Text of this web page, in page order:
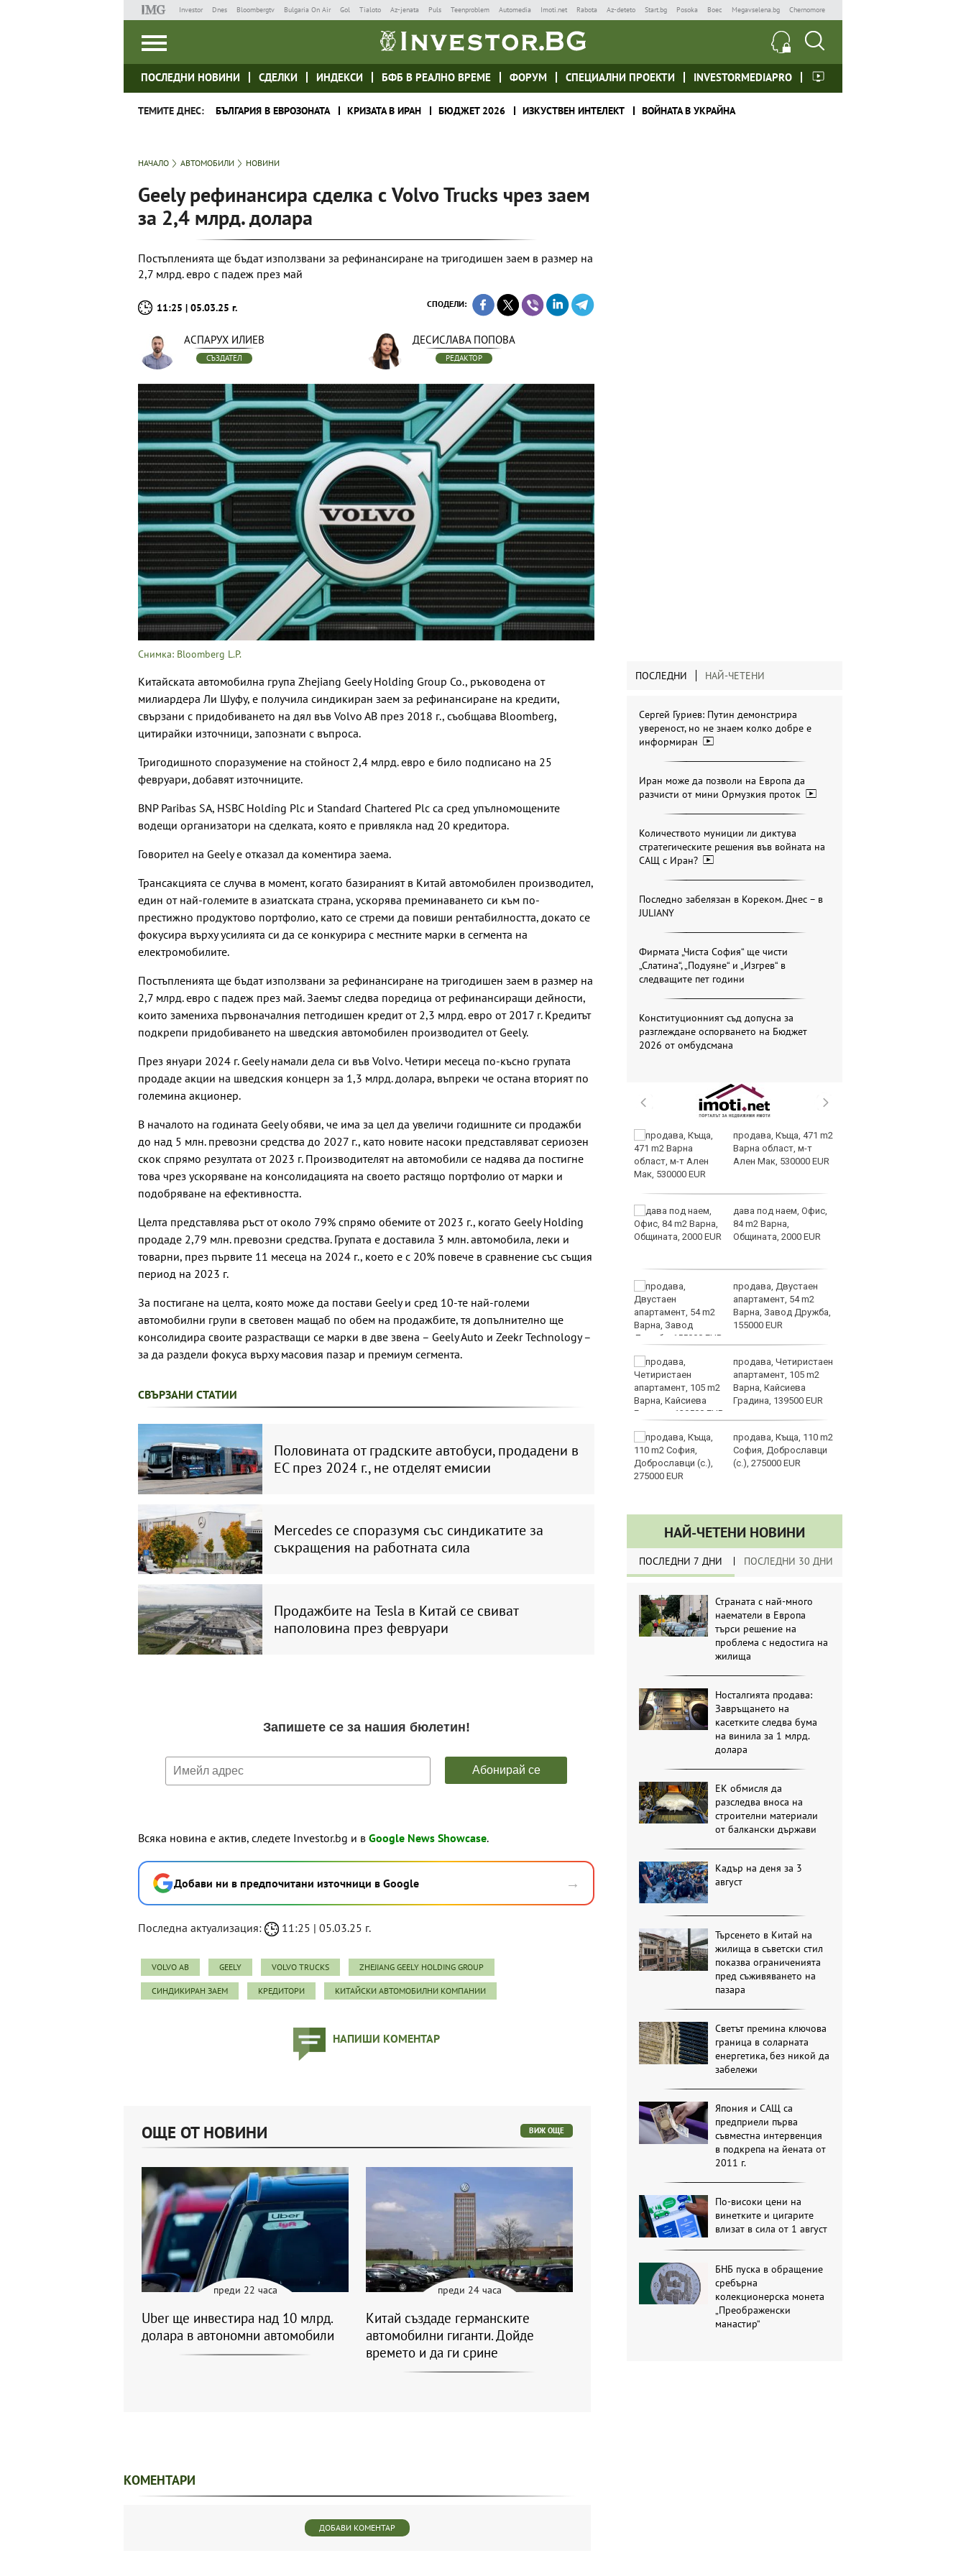
Investor Dnes Bloombergtv Bulgaria On Air Gol Tialoto Az-jenata Puls Teenproblem Automedia Imoti.net Rabota Az-deteto Start.bg Posoka Boec Megavselena.bg Chernomore
ПОСЛЕДНИ НОВИНИ СДЕЛКИ ИНДЕКСИ БФБ В РЕАЛНО ВРЕМЕ ФОРУМ СПЕЦИАЛНИ ПРОЕКТИ INVESTORMEDIAPRO
ТЕМИТЕ ДНЕС: БЪЛГАРИЯ В ЕВРОЗОНАТА КРИЗАТА В ИРАН БЮДЖЕТ 2026 ИЗКУСТВЕН ИНТЕЛЕКТ ВОЙНАТА В УКРАЙНА
НАЧАЛО АВТОМОБИЛИ НОВИНИ
Geely рефинансира сделка с Volvo Trucks чрез заем
за 2,4 млрд. долара
Постъпленията ще бъдат използвани за рефинансиране на тригодишен заем в размер на
2,7 млрд. евро с падеж през май
11:25 | 05.03.25 г. СПОДЕЛИ:
АСПАРУХ ИЛИЕВ
СЪЗДАТЕЛ
ДЕСИСЛАВА ПОПОВА
РЕДАКТОР
Снимка: Bloomberg L.P.
Китайската автомобилна група Zhejiang Geely Holding Group Co., ръководена от
милиардера Ли Шуфу, е получила синдикиран заем за рефинансиране на кредити,
свързани с придобиването на дял във Volvo AB през 2018 г., съобщава Bloomberg,
цитирайки източници, запознати с въпроса.
Тригодишното споразумение на стойност 2,4 млрд. евро е било подписано на 25
февруари, добавят източниците.
BNP Paribas SA, HSBC Holding Plc и Standard Chartered Plc са сред упълномощените
водещи организатори на сделката, която е привлякла над 20 кредитора.
Говорител на Geely е отказал да коментира заема.
Трансакцията се случва в момент, когато базираният в Китай автомобилен производител,
един от най-големите в азиатската страна, ускорява преминаването си към по-
престижно продуктово портфолио, като се стреми да повиши рентабилността, докато се
фокусира върху усилията си да се конкурира с местните марки в сегмента на
електромобилите.
Постъпленията ще бъдат използвани за рефинансиране на тригодишен заем в размер на
2,7 млрд. евро с падеж през май. Заемът следва поредица от рефинансиращи дейности,
които замениха първоначалния петгодишен кредит от 2,3 млрд. евро от 2017 г. Кредитът
подкрепи придобиването на шведския автомобилен производител от Geely.
През януари 2024 г. Geely намали дела си във Volvo. Четири месеца по-късно групата
продаде акции на шведския концерн за 1,3 млрд. долара, въпреки че остана вторият по
големина акционер.
В началото на годината Geely обяви, че има за цел да увеличи годишните си продажби
до над 5 млн. превозни средства до 2027 г., като новите насоки представляват сериозен
скок спрямо резултата от 2023 г. Производителят на автомобили се надява да постигне
това чрез ускоряване на консолидацията на своето растящо портфолио от марки и
подобряване на ефективността.
Целта представлява ръст от около 79% спрямо обемите от 2023 г., когато Geely Holding
продаде 2,79 млн. превозни средства. Групата е доставила 3 млн. автомобила, леки и
товарни, през първите 11 месеца на 2024 г., което е с 20% повече в сравнение със същия
период на 2023 г.
За постигане на целта, която може да постави Geely и сред 10-те най-големи
автомобилни групи в световен мащаб по обем на продажбите, тя допълнително ще
консолидира своите разрастващи се марки в две звена – Geely Auto и Zeekr Technology –
за да раздели фокуса върху масовия пазар и премиум сегмента.
СВЪРЗАНИ СТАТИИ
Половината от градските автобуси, продадени в
ЕС през 2024 г., не отделят емисии
Mercedes се споразумя със синдикатите за
съкращения на работната сила
Продажбите на Tesla в Китай се свиват
наполовина през февруари
Всяка новина е актив, следете Investor.bg и в Google News Showcase.
Добави ни в предпочитани източници в Google →
Последна актуализация: 11:25 | 05.03.25 г.
VOLVO AB GEELY VOLVO TRUCKS ZHEJIANG GEELY HOLDING GROUP
СИНДИКИРАН ЗАЕМ КРЕДИТОРИ КИТАЙСКИ АВТОМОБИЛНИ КОМПАНИИ
НАПИШИ КОМЕНТАР
ПОСЛЕДНИ НАЙ-ЧЕТЕНИ
Сергей Гуриев: Путин демонстрира
увереност, но не знаем колко добре е
информиран
Иран може да позволи на Европа да
разчисти от мини Ормузкия проток
Количеството муниции ли диктува
стратегическите решения във войната на
САЩ с Иран?
Последно забелязан в Кореком. Днес – в
JULIANY
Фирмата „Чиста София“ ще чисти
„Слатина“, „Подуяне“ и „Изгрев“ в
следващите пет години
Конституционният съд допусна за
разглеждане оспорването на Бюджет
2026 от омбудсмана
на "Един грам живот"
на Международния
ден на младежта във
затъмнение, което ще
се види и в България
задържане под
младежи след
жестокия побой и убийство в Пловдив
Уганда загина след
продава, Къща, 471 m2
Варна област, м-т
Ален Мак, 530000 EUR
дава под наем, Офис,
84 m2 Варна,
Общината, 2000 EUR
продава, Двустаен
апартамент, 54 m2
Варна, Завод Дружба,
155000 EUR
продава, Четиристаен
апартамент, 105 m2
Варна, Кайсиева
Градина, 139500 EUR
продава, Къща, 110 m2
София, Доброславци
(с.), 275000 EUR
НАЙ-ЧЕТЕНИ НОВИНИ
ПОСЛЕДНИ 7 ДНИ ПОСЛЕДНИ 30 ДНИ
Страната с най-много
наематели в Европа
търси решение на
проблема с недостига на
жилища
Носталгията продава:
Завръщането на
касетките следва бума
на винила за 1 млрд.
долара
ЕК обмисля да
разследва вноса на
строителни материали
от балкански държави
Кадър на деня за 3
август
Търсенето в Китай на
жилища в съветски стил
показва ограниченията
пред съживяването на
пазара
Светът премина ключова
граница в соларната
енергетика, без никой да
забележи
Япония и САЩ са
предприели първа
съвместна интервенция
в подкрепа на йената от
2011 г.
По-високи цени на
винетките и цигарите
влизат в сила от 1 август
БНБ пуска в обращение
сребърна
колекционерска монета
„Преображенски
манастир“
ОЩЕ ОТ НОВИНИ ВИЖ ОЩЕ
преди 22 часа
Uber ще инвестира над 10 млрд.
долара в автономни автомобили
преди 24 часа
Китай създаде германските
автомобилни гиганти. Дойде
времето и да ги срине
КОМЕНТАРИ
ДОБАВИ КОМЕНТАР